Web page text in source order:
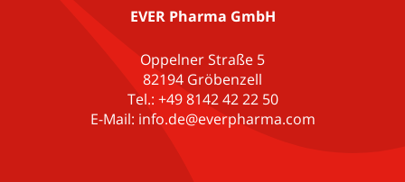
EVER Pharma GmbH
Oppelner Straße 5
82194 Gröbenzell
Tel.: +49 8142 42 22 50
E-Mail: info.de@everpharma.com